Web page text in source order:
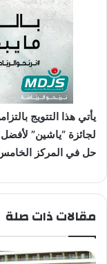
يأتي هذا التتويج
حل في المركز
مقالات ذات صلة